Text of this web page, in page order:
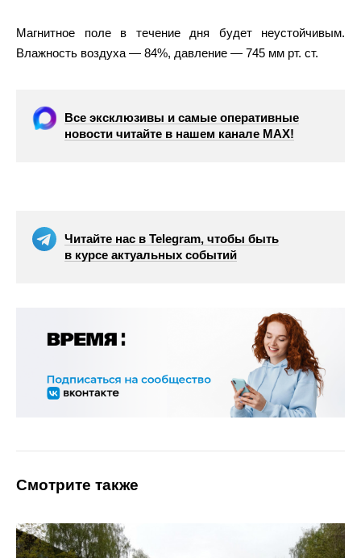
Магнитное поле в течение дня будет неустойчивым.
Влажность воздуха — 84%, давление — 745 мм рт. ст.
Все эксклюзивы и самые оперативные
новости читайте в нашем канале МАХ!
Читайте нас в Telegram, чтобы быть
в курсе актуальных событий
Смотрите также